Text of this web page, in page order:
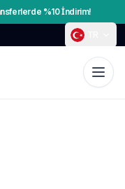
%10 İndirim!